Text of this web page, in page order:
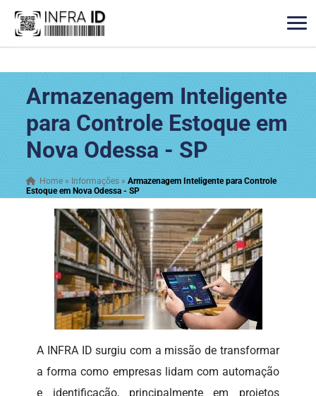
Armazenagem Inteligente
para Controle Estoque em
Nova Odessa - SP
Home » Informações »Armazenagem Inteligente para Controle
Estoque em Nova Odessa - SP
A INFRA ID surgiu com a missão de transformar
a forma como empresas lidam com automação
e identificação, principalmente em projetos